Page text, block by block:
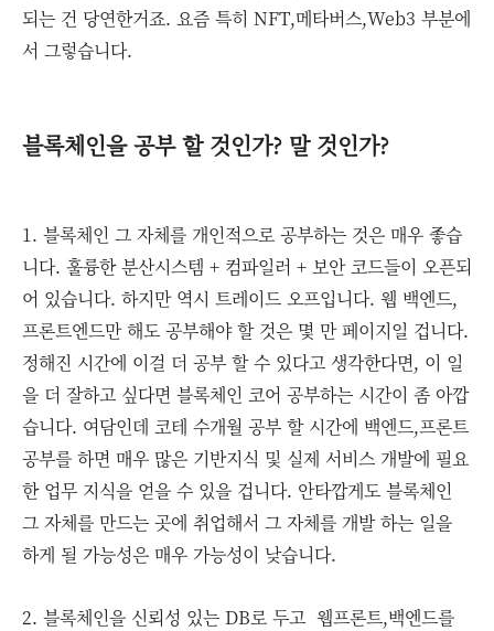
되는 건 당연한거죠. 요즘 특히 NFT,메타버스,Web3 부분에
서 그렇습니다.
블록체인을 공부 할 것인가? 말 것인가?
1. 블록체인 그 자체를 개인적으로 공부하는 것은 매우 좋습
니다. 훌륭한 분산시스템 + 컴파일러 + 보안 코드들이 오픈되
어 있습니다. 하지만 역시 트레이드 오프입니다. 웹 백엔드,
프론트엔드만 해도 공부해야 할 것은 몇 만 페이지일 겁니다.
정해진 시간에 이걸 더 공부 할 수 있다고 생각한다면, 이 일
을 더 잘하고 싶다면 블록체인 코어 공부하는 시간이 좀 아깝
습니다. 여담인데 코테 수개월 공부 할 시간에 백엔드,프론트
공부를 하면 매우 많은 기반지식 및 실제 서비스 개발에 필요
한 업무 지식을 얻을 수 있을 겁니다. 안타깝게도 블록체인
그 자체를 만드는 곳에 취업해서 그 자체를 개발 하는 일을
하게 될 가능성은 매우 가능성이 낮습니다.
2. 블록체인을 신뢰성 있는 DB로 두고 웹프론트,백엔드를